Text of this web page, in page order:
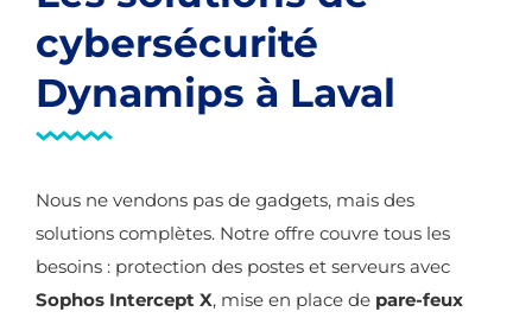
cybersécurité
Dynamips à Laval
Nous ne vendons pas de gadgets, mais des
solutions complètes. Notre offre couvre tous les
besoins : protection des postes et serveurs avec
Sophos Intercept X, mise en place de pare-feux